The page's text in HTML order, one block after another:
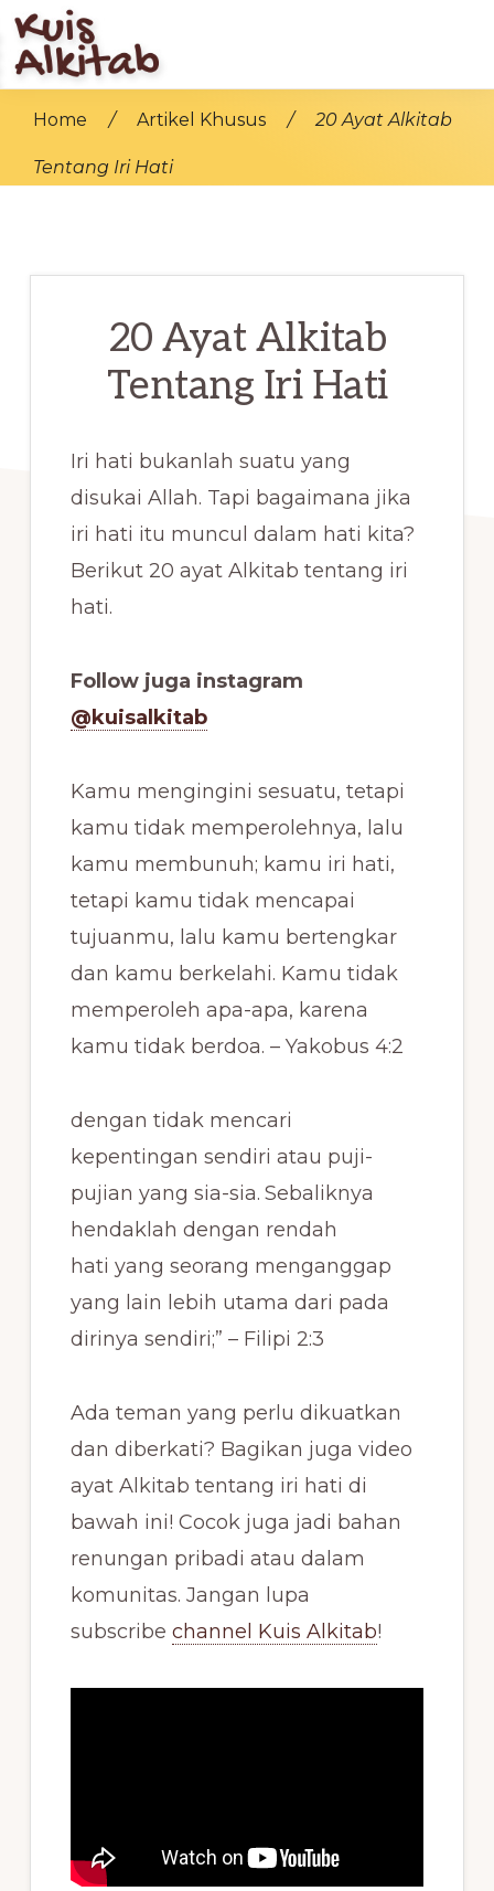
Skip
to
main
content
ALKITAB
Home / Artikel Khusus / 20 Ayat Alkitab
Tentang Iri Hati
20 Ayat Alkitab
Tentang Iri Hati
Iri hati bukanlah suatu yang
disukai Allah. Tapi bagaimana jika
iri hati itu muncul dalam hati kita?
Berikut 20 ayat Alkitab tentang iri
hati.
Follow juga instagram
@kuisalkitab
Kamu mengingini sesuatu, tetapi
kamu tidak memperolehnya, lalu
kamu membunuh; kamu iri hati,
tetapi kamu tidak mencapai
tujuanmu, lalu kamu bertengkar
dan kamu berkelahi. Kamu tidak
memperoleh apa-apa, karena
kamu tidak berdoa. – Yakobus 4:2
dengan tidak mencari
kepentingan sendiri atau puji-
pujian yang sia-sia. Sebaliknya
hendaklah dengan rendah
hati yang seorang menganggap
yang lain lebih utama dari pada
dirinya sendiri;” – Filipi 2:3
Ada teman yang perlu dikuatkan
dan diberkati? Bagikan juga video
ayat Alkitab tentang iri hati di
bawah ini! Cocok juga jadi bahan
renungan pribadi atau dalam
komunitas. Jangan lupa
subscribe channel Kuis Alkitab!